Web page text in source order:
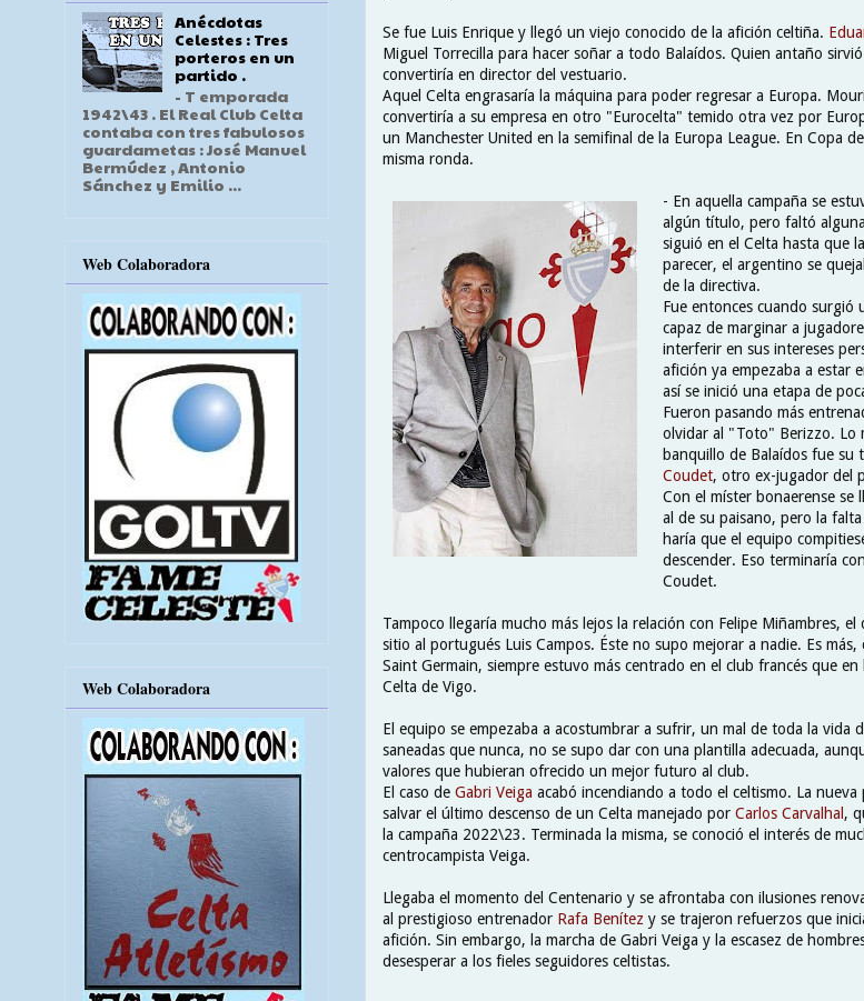
Se fue Luis Enrique y llegó un viejo conocido de la afición celtiña.
Miguel Torrecilla para hacer soñar a todo Balaídos. Quien antaño
convertiría en director del vestuario.
Aquel Celta engrasaría la máquina para poder regresar a Europa.
convertiría a su empresa en otro "Eurocelta" temido otra vez por
un Manchester United en la semifinal de la Europa League. En Copa
misma ronda.
- En aquella campaña se
algún título, pero faltó
siguió en el Celta hasta que
parecer, el argentino se
de la directiva.
Fue entonces cuando surgió
capaz de marginar a
interferir en sus intereses
afición ya empezaba a estar
así se inició una etapa de
Fueron pasando más
olvidar al "Toto" Berizzo. Lo
banquillo de Balaídos fue su
Coudet, otro ex-jugador del
Con el míster bonaerense
al de su paisano, pero la
haría que el equipo
descender. Eso terminaría
Coudet.
Tampoco llegaría mucho más lejos la relación con Felipe Miñambres,
sitio al portugués Luis Campos. Éste no supo mejorar a nadie. Es
Saint Germain, siempre estuvo más centrado en el club francés que
Celta de Vigo.
El equipo se empezaba a acostumbrar a sufrir, un mal de toda la vida
saneadas que nunca, no se supo dar con una plantilla adecuada,
valores que hubieran ofrecido un mejor futuro al club.
El caso de Gabri Veiga acabó incendiando a todo el celtismo. La
salvar el último descenso de un Celta manejado por Carlos Carvalhal,
la campaña 2022\23. Terminada la misma, se conoció el interés de
centrocampista Veiga.
Llegaba el momento del Centenario y se afrontaba con ilusiones
al prestigioso entrenador Rafa Benítez y se trajeron refuerzos que
afición. Sin embargo, la marcha de Gabri Veiga y la escasez de
desesperar a los fieles seguidores celtistas.
Anécdotas
Celestes : Tres
porteros en un
partido .
- T emporada
1942\43 . El Real Club Celta
contaba con tres fabulosos
guardametas : José Manuel
Bermúdez , Antonio
Sánchez y Emilio ...
Web Colaboradora
Web Colaboradora